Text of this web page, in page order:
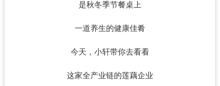
是秋冬季节餐桌上
一道养生的健康佳肴
今天，小轩带你去看看
这家全产业链的莲藕企业